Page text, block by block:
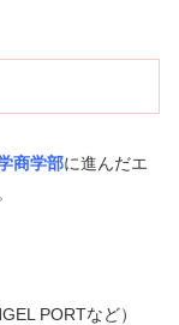
商学部に進んだエ
PORTなど）